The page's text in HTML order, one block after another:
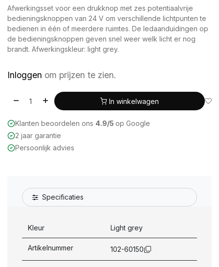
Afwerkingsset voor een drukknop met zes potentiaalvrije
bedieningsknoppen van 24 V om verschillende lichtpunten te
bedienen in één of meerdere ruimtes. De ledaanduidingen op
de bedieningsknoppen geven snel weer welk licht er nog
brandt. Afwerkingskleur: light grey.
Inloggen om prijzen te zien.
In winkelwagen
Klanten beoordelen ons 4.9/5 op Google
2 jaar garantie
Persoonlijk advies
Specificaties
Kleur Light grey
Artikelnummer 102-60150